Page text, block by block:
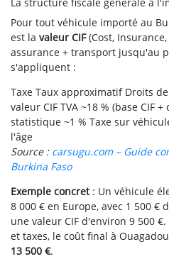
Pour tout véhicule importé au
est la valeur CIF(Cost,
assurance + transport jusqu'au
s'appliquent :
Taxe Taux approximatif Droits
valeur CIF TVA ~18 % (base CIF
statistique ~1 % Taxe sur
l'âge
Source : carsugu.com – Guide
Burkina Faso
Exemple concret: Un véhicule
8 000 € en Europe, avec 1 500
une valeur CIF d'environ 9 500
et taxes, le coût final à
13 500 €.